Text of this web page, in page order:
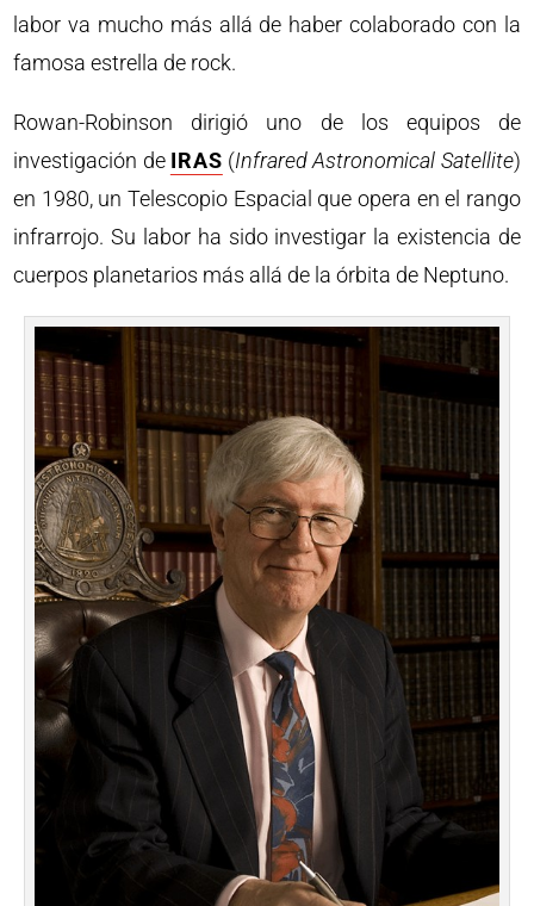
labor va mucho más allá de haber colaborado con la
famosa estrella de rock.
Rowan-Robinson dirigió uno de los equipos de
investigación de IRAS (Infrared Astronomical Satellite)
en 1980, un Telescopio Espacial que opera en el rango
infrarrojo. Su labor ha sido investigar la existencia de
cuerpos planetarios más allá de la órbita de Neptuno.